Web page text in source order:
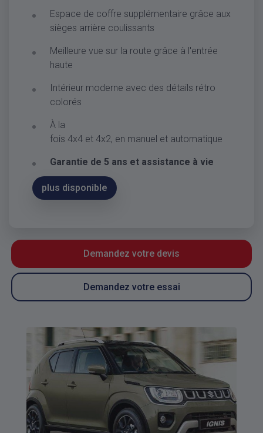
Espace de coffre supplémentaire grâce aux
sièges arrière coulissants
Meilleure vue sur la route grâce à l'entrée
haute
Intérieur moderne avec des détails rétro
colorés
À la
fois 4x4 et 4x2, en manuel et automatique
Garantie de 5 ans et assistance à vie
plus disponible
Demandez votre devis
Demandez votre essai